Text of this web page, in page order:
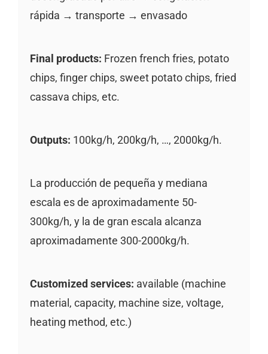
rápida → transporte → envasado
Final products: Frozen french fries, potato
chips, finger chips, sweet potato chips, fried
cassava chips, etc.
Outputs: 100kg/h, 200kg/h, …, 2000kg/h.
La producción de pequeña y mediana
escala es de aproximadamente 50-
300kg/h, y la de gran escala alcanza
aproximadamente 300-2000kg/h.
Customized services: available (machine
material, capacity, machine size, voltage,
heating method, etc.)